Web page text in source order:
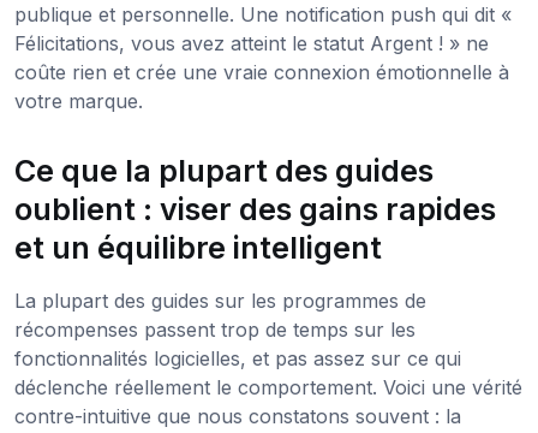
publique et personnelle. Une notification push qui dit «
Félicitations, vous avez atteint le statut Argent ! » ne
coûte rien et crée une vraie connexion émotionnelle à
votre marque.
Ce que la plupart des guides
oublient : viser des gains rapides
et un équilibre intelligent
La plupart des guides sur les programmes de
récompenses passent trop de temps sur les
fonctionnalités logicielles, et pas assez sur ce qui
déclenche réellement le comportement. Voici une vérité
contre-intuitive que nous constatons souvent : la